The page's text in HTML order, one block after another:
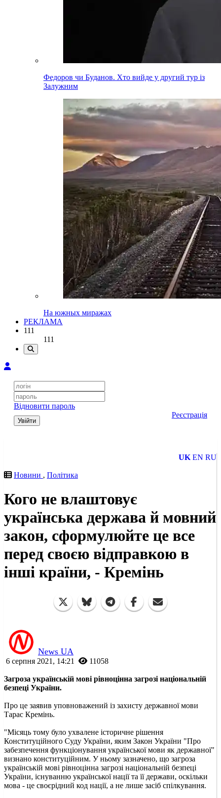
Федоров чи Буданов. Хто вийде у другий тур із
Залужним
На южных миражах
РЕКЛАМА
111
111
Відновити пароль
Увійти
Реєстрація
UK EN RU
Новини , Політика
Кого не влаштовує
українська держава й мовний
закон, сформулюйте це все
перед своєю відправкою в
інші країни, - Кремінь
News UA
6 серпня 2021, 14:21 11058
Загроза українській мові рівноцінна загрозі національній
безпеці України.
Про це заявив уповноважений із захисту державної мови
Тарас Кремінь.
"Місяць тому було ухвалене історичне рішення
Конституційного Суду України, яким Закон України "Про
забезпечення функціонування української мови як державної"
визнано конституційним. У ньому зазначено, що загроза
українській мові рівноцінна загрозі національній безпеці
України, існуванню української нації та її держави, оскільки
мова - це своєрідний код нації, а не лише засіб спілкування.